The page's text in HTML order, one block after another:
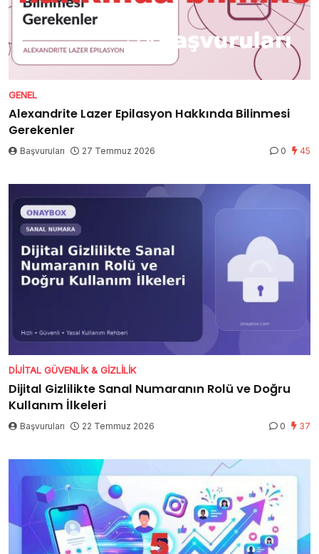
GENEL
Alexandrite Lazer Epilasyon Hakkında Bilinmesi
Gerekenler
Başvuruları 27 Temmuz 2026 0 45
DIJITAL GÜVENLIK & GIZLILIK
Dijital Gizlilikte Sanal Numaranın Rolü ve Doğru
Kullanım İlkeleri
Başvuruları 22 Temmuz 2026 0 37